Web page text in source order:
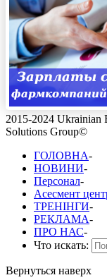
2015-2024 Ukrainian
Solutions Group©
ГОЛОВНА-
НОВИНИ-
Персонал-
Асесмент
ТРЕНІНГИ-
РЕКЛАМА-
ПРО НАС-
Что искать:
Вернуться наверх